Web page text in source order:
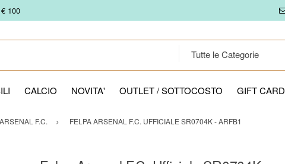
100
CALCIO NOVITA' OUTLET / SOTTOCOSTO GIFT CARD
ARSENAL F.C. FELPA ARSENAL F.C. UFFICIALE SR0704K - ARFB1